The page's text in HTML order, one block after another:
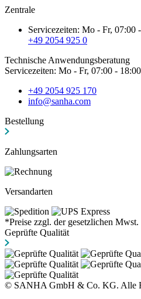
Zentrale
Servicezeiten: Mo - Fr, 07:00
+49 2054 925 0
Technische Anwendungsberatung
Servicezeiten: Mo - Fr, 07:00 - 18:00
+49 2054 925 170
info@sanha.com
Bestellung
Zahlungsarten
Versandarten
*Preise zzgl. der gesetzlichen Mwst.
Geprüfte Qualität
© SANHA GmbH & Co. KG. Alle